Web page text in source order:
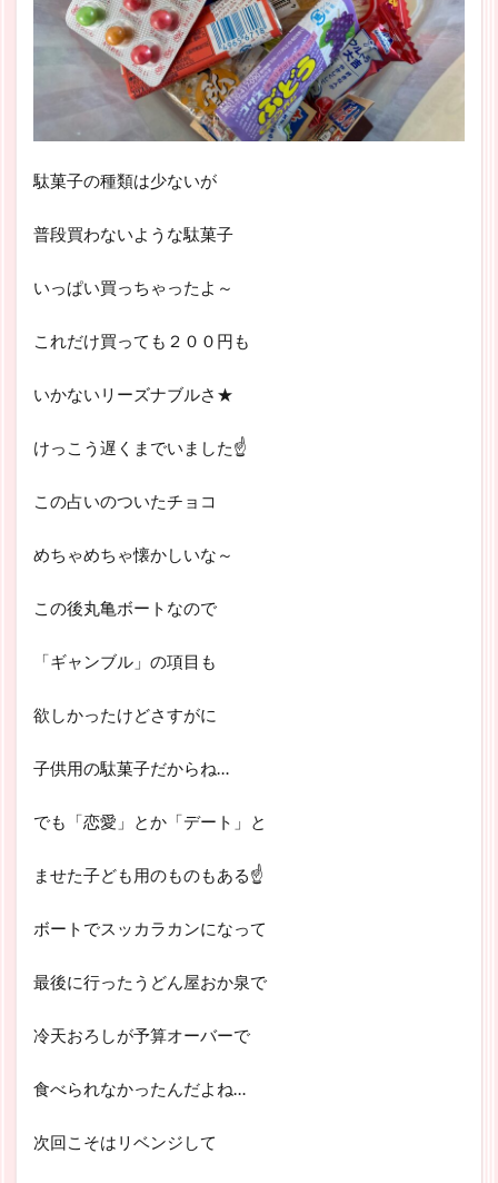
駄菓子の種類は少ないが
普段買わないような駄菓子
いっぱい買っちゃったよ～
これだけ買っても２００円も
いかないリーズナブルさ★
けっこう遅くまでいました☝
この占いのついたチョコ
めちゃめちゃ懐かしいな～
この後丸亀ボートなので
「ギャンブル」の項目も
欲しかったけどさすがに
子供用の駄菓子だからね…
でも「恋愛」とか「デート」と
ませた子ども用のものもある☝
ボートでスッカラカンになって
最後に行ったうどん屋おか泉で
冷天おろしが予算オーバーで
食べられなかったんだよね…
次回こそはリベンジして